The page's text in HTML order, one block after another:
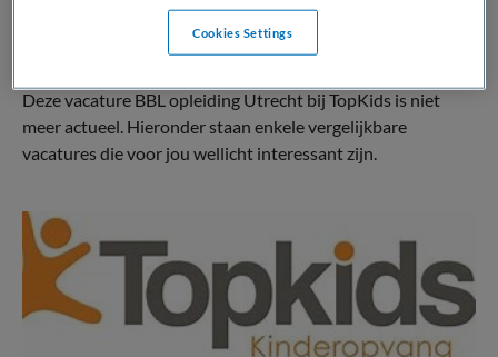
Vacature niet beschikbaar
Deze vacature BBL opleiding Utrecht bij TopKids is niet
meer actueel. Hieronder staan enkele vergelijkbare
vacatures die voor jou wellicht interessant zijn.
Cookies Settings